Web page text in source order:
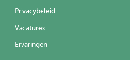
Privacybeleid
Vacatures
Ervaringen